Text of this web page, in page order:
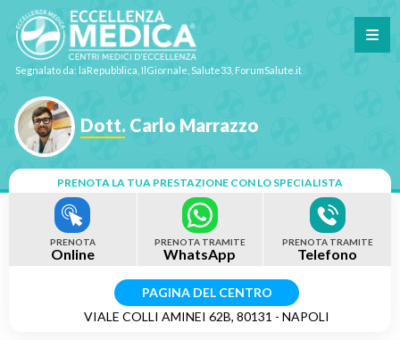
Segnalato da: laRepubblica, IlGiornale, Salute33, ForumSalute.it
Dott. Carlo Marrazzo
PRENOTA LA TUA PRESTAZIONE CON LO SPECIALISTA
PRENOTA
Online
PRENOTA TRAMITE
WhatsApp
PRENOTA TRAMITE
Telefono
PAGINA DEL CENTRO
VIALE COLLI AMINEI 62B, 80131 - NAPOLI